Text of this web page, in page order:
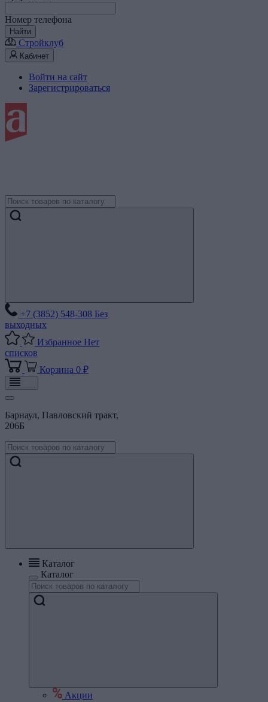
Номер телефона
Найти
Стройклуб
Кабинет
Войти на сайт
Зарегистрироваться
+7 (3852) 548-308 Без
выходных
Избранное Нет
списков
Корзина 0 ₽
Барнаул, Павловский тракт,
206Б
Каталог
Каталог
Акции